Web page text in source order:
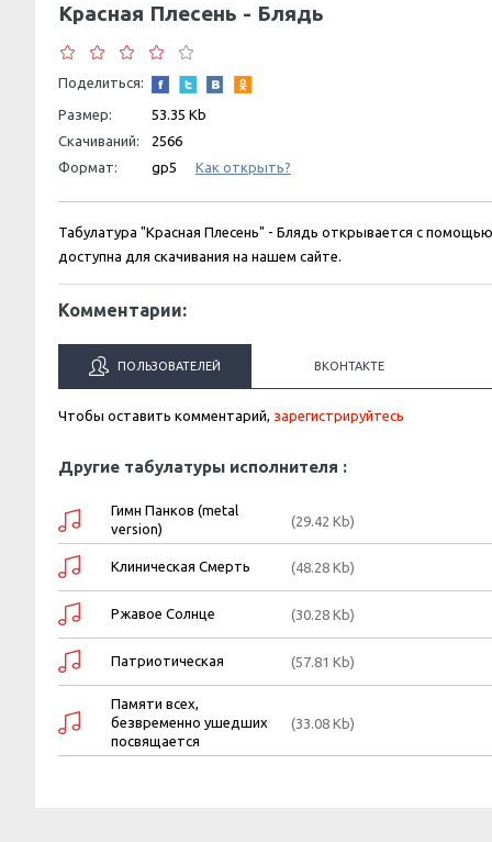
Красная Плесень - Блядь
Поделиться:
Размер:
53.35 Kb
Скачиваний:
2566
Формат:
gp5 Как открыть?
Табулатура "Красная Плесень" - Блядь открывается с
доступна для скачивания на нашем сайте.
Комментарии:
ПОЛЬЗОВАТЕЛЕЙ ВКОНТАКТЕ
Чтобы оставить комментарий, зарегистрируйтесь
Другие табулатуры исполнителя :
Гимн Панков (metal
version)
(29.42 Kb)
Клиническая Смерть (48.28 Kb)
Ржавое Солнце (30.28 Kb)
Патриотическая (57.81 Kb)
Памяти всех,
безвременно ушедших
посвящается
(33.08 Kb)